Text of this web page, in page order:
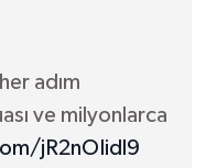
adım
ve milyonlarca
jR2nOIidl9